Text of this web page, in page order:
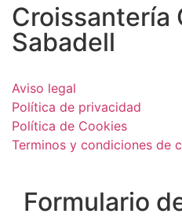
Croissantería
Sabadell
Aviso legal
Política de privacidad
Política de Cookies
Terminos y condiciones de
Formulario